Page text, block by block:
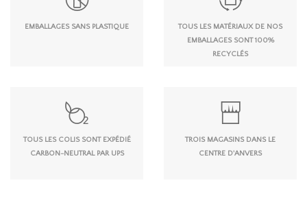
EMBALLAGES SANS PLASTIQUE
TOUS LES MATÉRIAUX DE NOS
EMBALLAGES SONT 100%
RECYCLÉS
TOUS LES COLIS SONT EXPÉDIÉ
CARBON-NEUTRAL PAR UPS
TROIS MAGASINS DANS LE
CENTRE D'ANVERS